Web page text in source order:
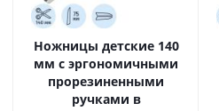
Ножницы детские 140
мм с эргономичными
прорезиненными
ручками в